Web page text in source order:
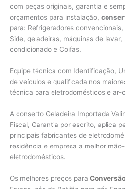
com peças originais, garantia e
orçamentos para instalação,
para: Refrigeradores
Side, geladeiras, máquinas de
condicionado e Coifas.
Equipe técnica com Identificação,
de veículos e qualificada nos
técnica para eletrodomésticos e ar-
A conserto Geladeira Importada
Fiscal, Garantia por escrito, aplica
principais fabricantes de
residência e empresa a melhor
eletrodomésticos.
Os melhores preços para